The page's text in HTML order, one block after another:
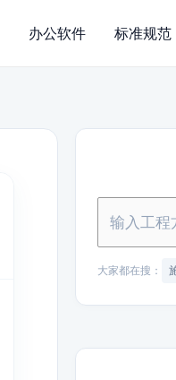
办公软件 标准规范
大家都在搜：